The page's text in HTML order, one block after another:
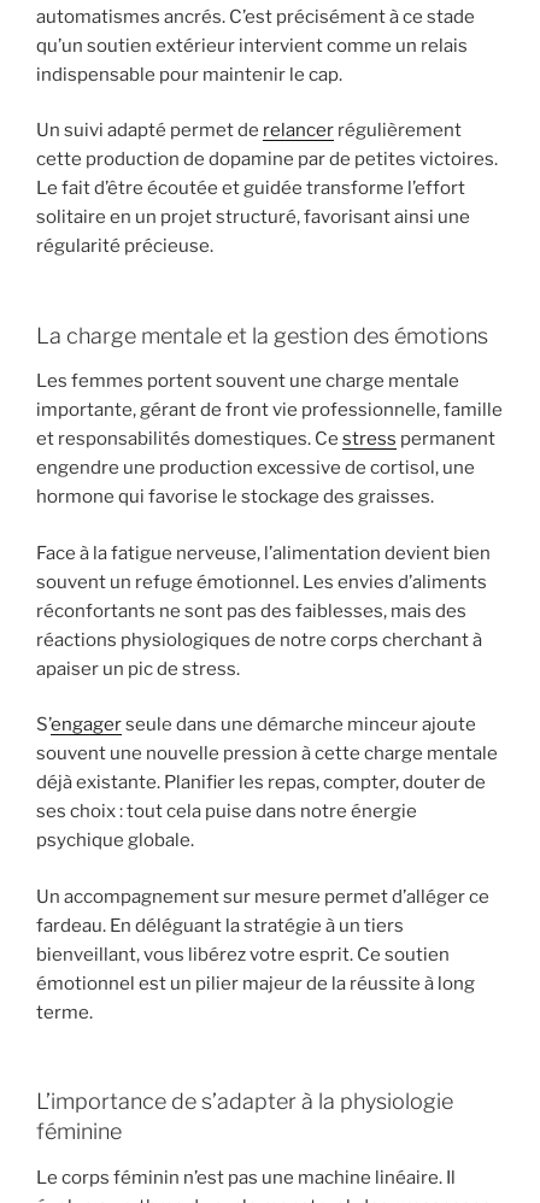
automatismes ancrés. C’est précisément à ce stade
qu’un soutien extérieur intervient comme un relais
indispensable pour maintenir le cap.
Un suivi adapté permet de relancer régulièrement
cette production de dopamine par de petites victoires.
Le fait d’être écoutée et guidée transforme l’effort
solitaire en un projet structuré, favorisant ainsi une
régularité précieuse.
La charge mentale et la gestion des émotions
Les femmes portent souvent une charge mentale
importante, gérant de front vie professionnelle, famille
et responsabilités domestiques. Ce stress permanent
engendre une production excessive de cortisol, une
hormone qui favorise le stockage des graisses.
Face à la fatigue nerveuse, l’alimentation devient bien
souvent un refuge émotionnel. Les envies d’aliments
réconfortants ne sont pas des faiblesses, mais des
réactions physiologiques de notre corps cherchant à
apaiser un pic de stress.
S’engagerseule dans une démarche minceur ajoute
souvent une nouvelle pression à cette charge mentale
déjà existante. Planifier les repas, compter, douter de
ses choix : tout cela puise dans notre énergie
psychique globale.
Un accompagnement sur mesure permet d’alléger ce
fardeau. En déléguant la stratégie à un tiers
bienveillant, vous libérez votre esprit. Ce soutien
émotionnel est un pilier majeur de la réussite à long
terme.
L’importance de s’adapter à la physiologie
féminine
Le corps féminin n’est pas une machine linéaire. Il